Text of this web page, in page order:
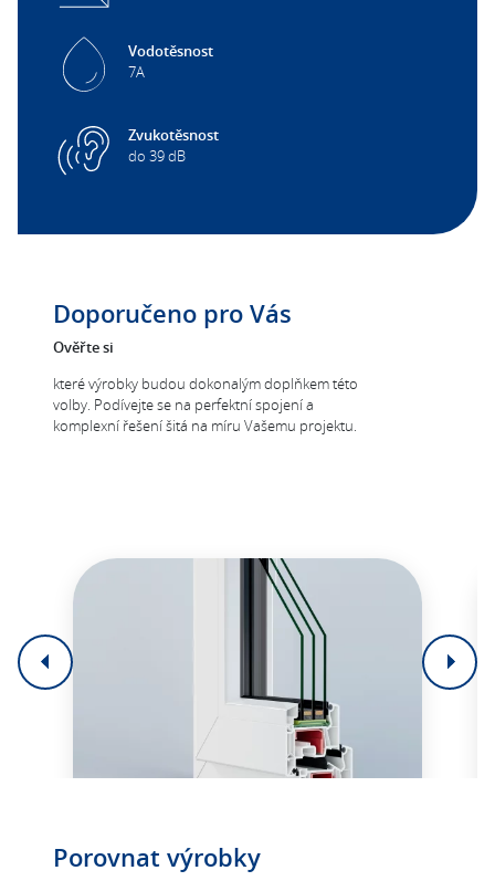
Vodotěsnost
7A
Zvukotěsnost
do 39 dB
Doporučeno pro Vás
Ověřte si
které výrobky budou dokonalým doplňkem této
volby. Podívejte se na perfektní spojení a
komplexní řešení šitá na míru Vašemu projektu.
ClimaStar 76
Porovnat výrobky